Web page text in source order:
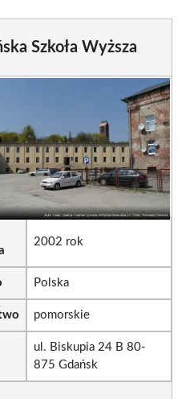
Szkoła Wyższa
2002 rok
Polska
pomorskie
ul. Biskupia 24 B 80-
875 Gdańsk